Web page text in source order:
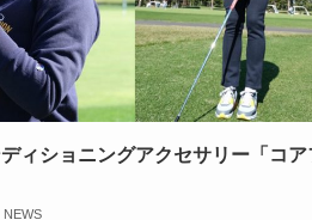
ィショニングアクセサリー「コア
NEWS